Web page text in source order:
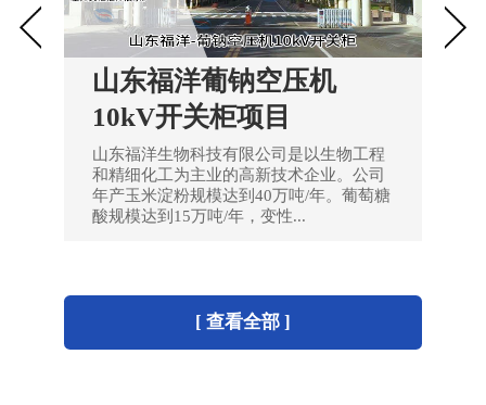
阜宁亿融新型建材GGD
交流低压配电柜项目
阜宁亿融新型建材有限公司电气成套项目
[ 查看全部 ]